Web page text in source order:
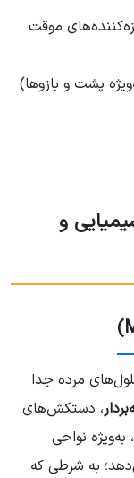
موقت
پشت و بازوها)
و
مرده جدا
، دستکش‌های
به‌ویژه نواحی
به شرطی که